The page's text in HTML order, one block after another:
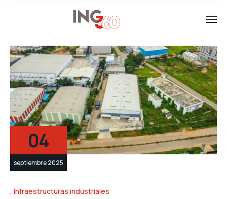
04
septiembre 2025
Infraestructuras industriales